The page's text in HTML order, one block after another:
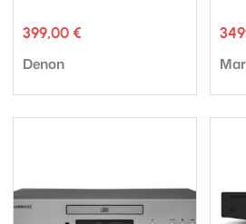
399,00 €
Tuotemerkki:
Denon